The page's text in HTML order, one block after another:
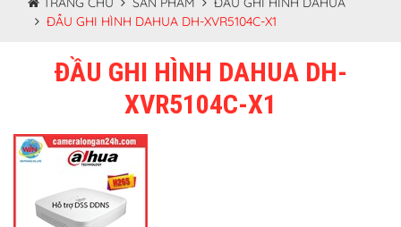
ĐẦU GHI HÌNH DAHUA DH-XVR5104C-X1
ĐẦU GHI HÌNH DAHUA DH-
XVR5104C-X1